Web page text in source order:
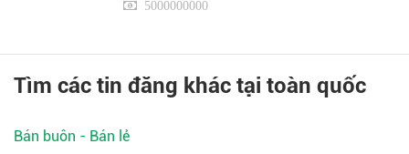
5000000000
Tìm các tin đăng khác tại toàn quốc
Bán buôn - Bán lẻ